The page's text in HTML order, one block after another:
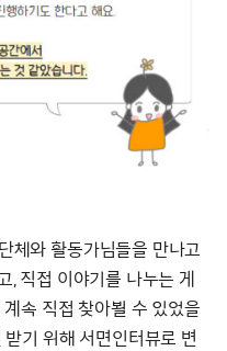
체와 활동가님들을 만나고
, 직접 이야기를 나누는 게
속 직접 찾아뵐 수 있었을
기 위해 서면인터뷰로 변